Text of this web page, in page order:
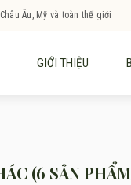
Âu, Mỹ và toàn thế giới
GIỚI THIỆU
(6 SẢN